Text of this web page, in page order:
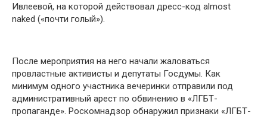
Ивлеевой, на которой действовал дресс-код almost
naked («почти голый»).
После мероприятия на него начали жаловаться
провластные активисты и депутаты Госдумы. Как
минимум одного участника вечеринки отправили под
административный арест по обвинению в «ЛГБТ-
пропаганде». Роскомнадзор обнаружил признаки «ЛГБТ-